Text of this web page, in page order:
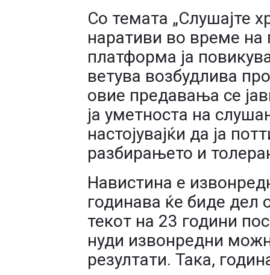
Со темата „Слушајте
наративи во време на
платформа ја
ветува возбудлива
овие предавања се
ја уметноста на
настојувајќи да ја
разбирањето и
Навистина е
годинава ќе биде дел
текот на 23 години
нуди извонредни
резултати. Така,